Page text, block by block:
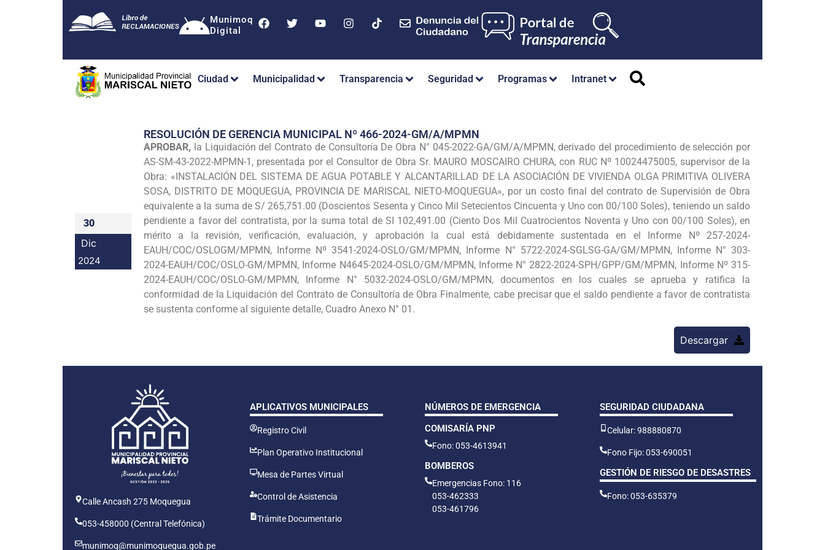
Munimoq
Digital
Ciudad Municipalidad Transparencia Seguridad Programas Intranet
30
Dic
2024
RESOLUCIÓN DE GERENCIA MUNICIPAL Nº 466-2024-GM/A/MPMN
APROBAR, la Liquidación del Contrato de Consultoría De Obra N° 045-2022-GA/GM/A/MPMN, derivado del procedimiento de selección por
AS-SM-43-2022-MPMN-1, presentada por el Consultor de Obra Sr. MAURO MOSCAIRO CHURA, con RUC Nº 10024475005, supervisor de la
Obra: «INSTALACIÓN DEL SISTEMA DE AGUA POTABLE Y ALCANTARILLAD DE LA ASOCIACIÓN DE VIVIENDA OLGA PRIMITIVA OLIVERA
SOSA, DISTRITO DE MOQUEGUA, PROVINCIA DE MARISCAL NIETO-MOQUEGUA», por un costo final del contrato de Supervisión de Obra
equivalente a la suma de S/ 265,751.00 (Doscientos Sesenta y Cinco Mil Setecientos Cincuenta y Uno con 00/100 Soles), teniendo un saldo
pendiente a favor del contratista, por la suma total de SI 102,491.00 (Ciento Dos Mil Cuatrocientos Noventa y Uno con 00/100 Soles), en
mérito a la revisión, verificación, evaluación, y aprobación la cual está debidamente sustentada en el Informe Nº 257-2024-
EAUH/COC/OSLO­GM/MPMN, Informe Nº 3541-2024-OSLO/GM/MPMN, Informe N° 5722-2024-SGLSG-GA/GM/MPMN, Informe N° 303-
2024-EAUH/COC/OSLO-GM/MPMN, Informe N4645-2024-OSLO/GM/MPMN, Informe N° 2822-2024-SPH/GPP/GM/MPMN, Informe Nº 315-
2024-EAUH/COC/OSLO-GM/MPMN, Informe N° 5032-2024-OSLO/GM/MPMN, documentos en los cuales se aprueba y ratifica la
conformidad de la Liquidación del Contrato de Consultoría de Obra Finalmente, cabe precisar que el saldo pendiente a favor de contratista
se sustenta conforme al siguiente detalle, Cuadro Anexo N° 01.
Descargar
Calle Ancash 275 Moquegua
053-458000 (Central Telefónica)
munimoq@munimoquegua.gob.pe
APLICATIVOS MUNICIPALES
Registro Civil
Plan Operativo Institucional
Mesa de Partes Virtual
Control de Asistencia
Trámite Documentario
NÚMEROS DE EMERGENCIA
COMISARÍA PNP
Fono: 053-4613941
BOMBEROS
Emergencias Fono: 116
053-462333
053-461796
SEGURIDAD CIUDADANA
Celular: 988880870
Fono Fijo: 053-690051
GESTIÓN DE RIESGO DE DESASTRES
Fono: 053-635379